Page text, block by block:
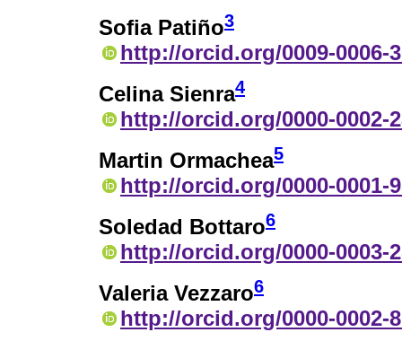
Sofia Patiño3
http://orcid.org/0009-0006-
Celina Sienra4
http://orcid.org/0000-0002-
Martin Ormachea5
http://orcid.org/0000-0001-
Soledad Bottaro6
http://orcid.org/0000-0003-
Valeria Vezzaro6
http://orcid.org/0000-0002-